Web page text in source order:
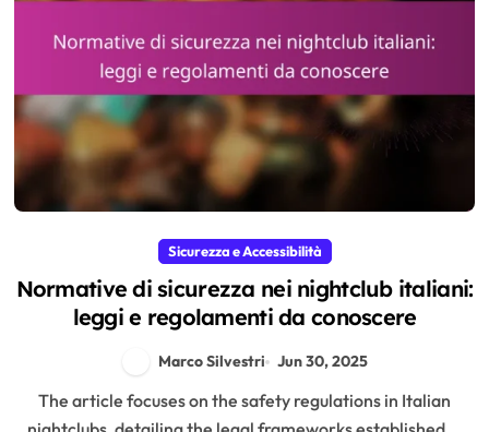
Sicurezza e Accessibilità
Normative di sicurezza nei nightclub italiani:
leggi e regolamenti da conoscere
Marco Silvestri Jun 30, 2025
The article focuses on the safety regulations in Italian